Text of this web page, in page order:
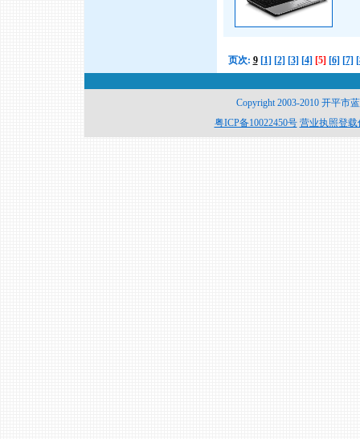
页次: 9 [1] [2] [3] [4] [5] [6] [7]
Copyright 2003-2010 开平市
粤ICP备10022450号 营业执照登载